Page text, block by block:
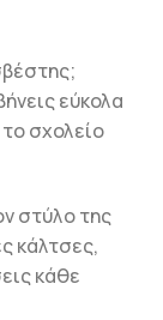
εύκολα
σχολείο
στύλο της
κάλτσες,
κάθε